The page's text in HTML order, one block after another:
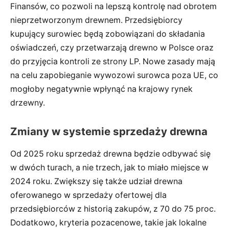
Finansów, co pozwoli na lepszą kontrolę nad obrotem
nieprzetworzonym drewnem. Przedsiębiorcy
kupujący surowiec będą zobowiązani do składania
oświadczeń, czy przetwarzają drewno w Polsce oraz
do przyjęcia kontroli ze strony LP. Nowe zasady mają
na celu zapobieganie wywozowi surowca poza UE, co
mogłoby negatywnie wpłynąć na krajowy rynek
drzewny.
Zmiany w systemie sprzedaży drewna
Od 2025 roku sprzedaż drewna będzie odbywać się
w dwóch turach, a nie trzech, jak to miało miejsce w
2024 roku. Zwiększy się także udział drewna
oferowanego w sprzedaży ofertowej dla
przedsiębiorców z historią zakupów, z 70 do 75 proc.
Dodatkowo, kryteria pozacenowe, takie jak lokalne